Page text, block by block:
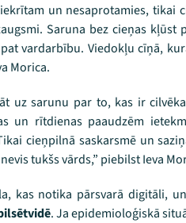
un nesaprotamies, tikai
Saruna bez cieņas kļūst
vardarbību. Viedokļu cīņā,
Morica.
uz sarunu par to, kas ir
un rītdienas paaudzēm
cieņpilnā saskarsmē un
tukšs vārds,” piebilst Ieva
kas notika pārsvarā digitāli,
. Ja epidemioloģiskā